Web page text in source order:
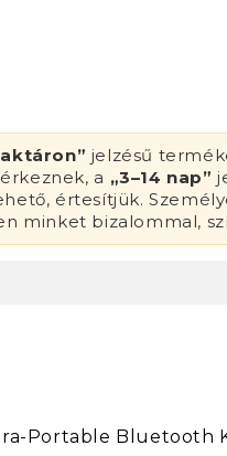
jelzésű
a „3–14 nap”
értesítjük.
minket bizalommal,
Portable Bluetooth